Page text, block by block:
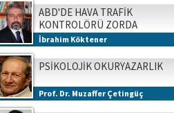
ABD'DE HAVA TRAFİK
KONTROLÖRÜ ZORDA
İbrahim Köktener
PSİKOLOJİK OKURYAZARLIK
Prof. Dr. Muzaffer Çetingüç